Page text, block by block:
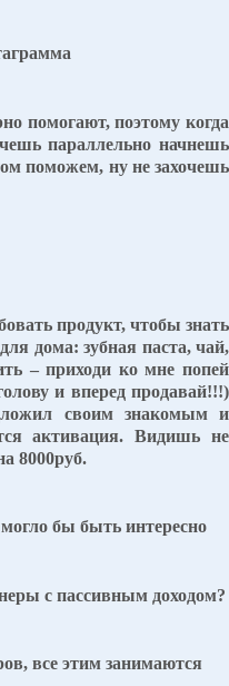
помогают, поэтому когда
параллельно начнешь
поможем, ну не захочешь
продукт, чтобы знать
дома: зубная паста, чай,
– приходи ко мне попей
и вперед продавай!!!)
своим знакомым и
активация. Видишь не
8000руб.
бы быть интересно
с пассивным доходом?
все этим занимаются